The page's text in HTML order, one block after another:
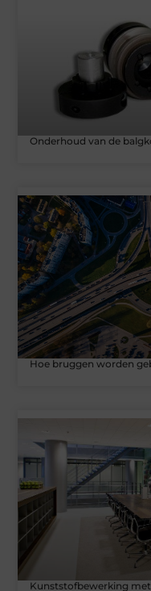
Onderhoud van de
Hoe bruggen worden
Kunststofbewerking